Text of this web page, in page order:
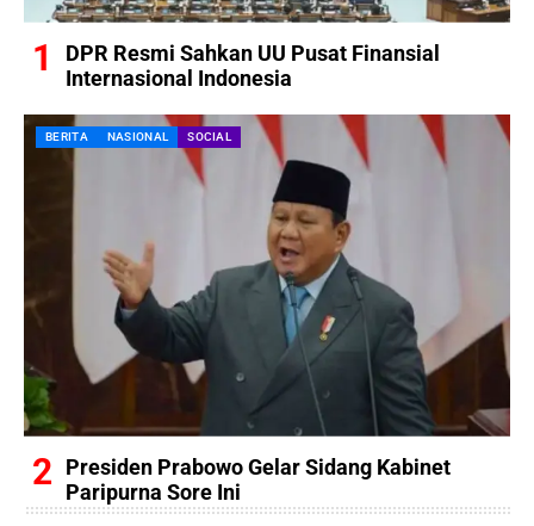
DPR Resmi Sahkan UU Pusat Finansial
Internasional Indonesia
BERITA NASIONAL SOCIAL
Presiden Prabowo Gelar Sidang Kabinet
Paripurna Sore Ini